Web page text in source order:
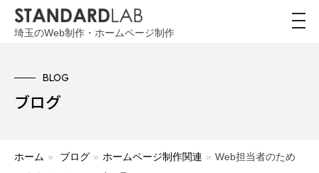
埼玉のWeb制作・ホームページ制作
BLOG
ブログ
ホーム » ブログ » ホームページ制作関連 » Web担当者のため